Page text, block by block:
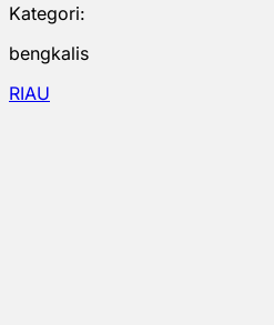
Kategori:
bengkalis
RIAU